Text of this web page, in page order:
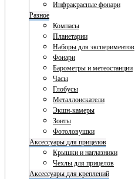
Инфракрасные фонари
Разное
Компасы
Планетарии
Наборы для экспериментов
Фонари
Барометры и метеостанции
Часы
Глобусы
Металлоискатели
Экшн-камеры
Зонты
Фотоловушки
Аксессуары для прицелов
Крышки и наглазники
Чехлы для прицелов
Аксессуары для креплений